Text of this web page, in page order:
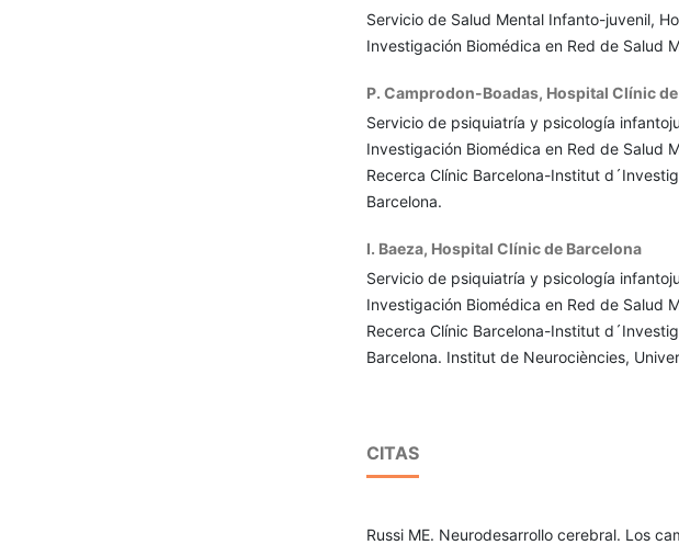
Servicio de Salud Mental Infanto-juvenil,
Investigación Biomédica en Red de Salud
P. Camprodon-Boadas, Hospital Clínic
Servicio de psiquiatría y psicología
Investigación Biomédica en Red de Salud
Recerca Clínic Barcelona-Institut
Barcelona.
I. Baeza, Hospital Clínic de Barcelona
Servicio de psiquiatría y psicología
Investigación Biomédica en Red de Salud
Recerca Clínic Barcelona-Institut
Barcelona. Institut de Neurociències,
CITAS
Russi ME. Neurodesarrollo cerebral. Los